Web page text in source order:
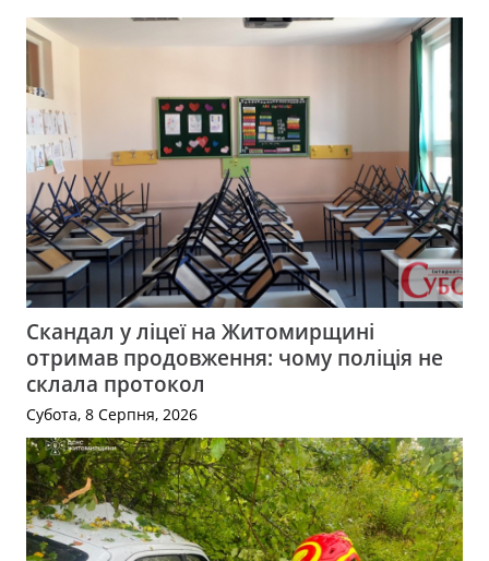
Скандал у ліцеї на Житомирщині
отримав продовження: чому поліція не
склала протокол
Субота, 8 Серпня, 2026